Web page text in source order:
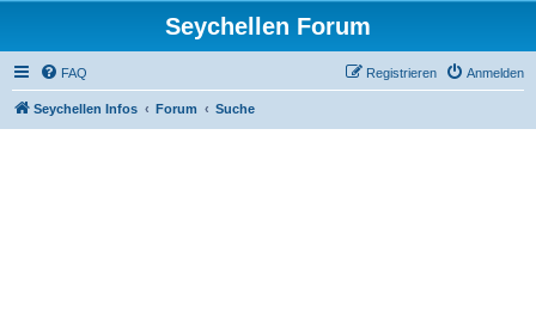
Seychellen Forum
FAQ Anmelden
Registrieren
Seychellen Infos Forum Suche